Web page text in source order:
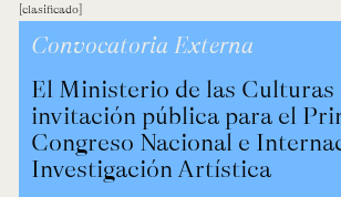
clasificado
El Ministerio de las Culturas
invitación pública para el
Congreso Nacional e
Investigación Artística
Convocatoria Externa